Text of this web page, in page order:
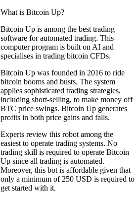
What is Bitcoin Up?
Bitcoin Up is among the best trading
software for automated trading. This
computer program is built on AI and
specialises in trading bitcoin CFDs.
Bitcoin Up was founded in 2016 to ride
bitcoin booms and busts. The system
applies sophisticated trading strategies,
including short-selling, to make money off
BTC price swings. Bitcoin Up generates
profits in both price gains and falls.
Experts review this robot among the
easiest to operate trading systems. No
trading skill is required to operate Bitcoin
Up since all trading is automated.
Moreover, this bot is affordable given that
only a minimum of 250 USD is required to
get started with it.